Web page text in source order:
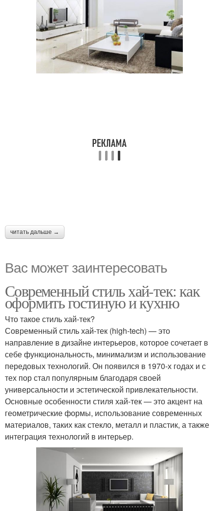
читать дальше →
Вас может заинтересовать
Современный стиль хай-тек: как
оформить гостиную и кухню
Что такое стиль хай-тек?
Современный стиль хай-тек (high-tech) — это
направление в дизайне интерьеров, которое сочетает в
себе функциональность, минимализм и использование
передовых технологий. Он появился в 1970-х годах и с
тех пор стал популярным благодаря своей
универсальности и эстетической привлекательности.
Основные особенности стиля хай-тек — это акцент на
геометрические формы, использование современных
материалов, таких как стекло, металл и пластик, а также
интеграция технологий в интерьер.